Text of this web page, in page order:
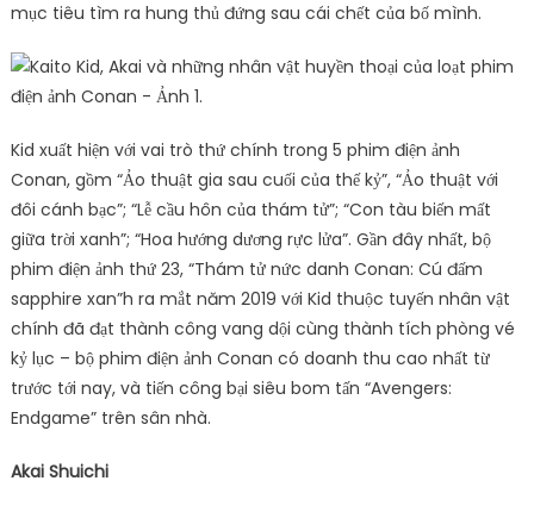
mục tiêu tìm ra hung thủ đứng sau cái chết của bố mình.
Kid xuất hiện với vai trò thứ chính trong 5 phim điện ảnh
Conan, gồm “Ảo thuật gia sau cuối của thế kỷ”, “Ảo thuật với
đôi cánh bạc”; “Lễ cầu hôn của thám tử”; “Con tàu biến mất
giữa trời xanh”; “Hoa hướng dương rực lửa”. Gần đây nhất, bộ
phim điện ảnh thứ 23, “Thám tử nức danh Conan: Cú đấm
sapphire xan”h ra mắt năm 2019 với Kid thuộc tuyến nhân vật
chính đã đạt thành công vang dội cùng thành tích phòng vé
kỷ lục – bộ phim điện ảnh Conan có doanh thu cao nhất từ
trước tới nay, và tiến công bại siêu bom tấn “Avengers:
Endgame” trên sân nhà.
Akai Shuichi